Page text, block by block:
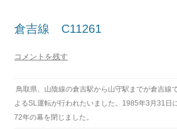
倉吉線 C11261
コメントを残す
鳥取県、山陰線の倉吉駅から山守駅までが倉吉線
よるSL運転が行われたいました。1985年3月31日
72年の幕を閉じました。